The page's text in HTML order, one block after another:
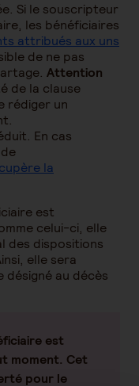
Si le souscripteur
les bénéficiaires
attribués aux uns
de ne pas
Attention
de la clause
rédiger un
En cas
la
est
celui-ci, elle
des dispositions
elle sera
au décès
est
moment. Cet
pour le